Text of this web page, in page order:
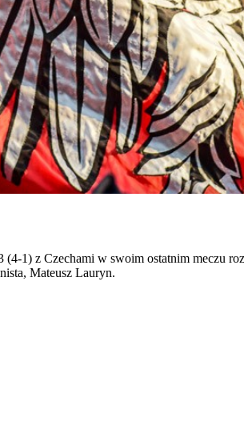
(4-1) z Czechami w swoim ostatnim
Mateusz Lauryn.